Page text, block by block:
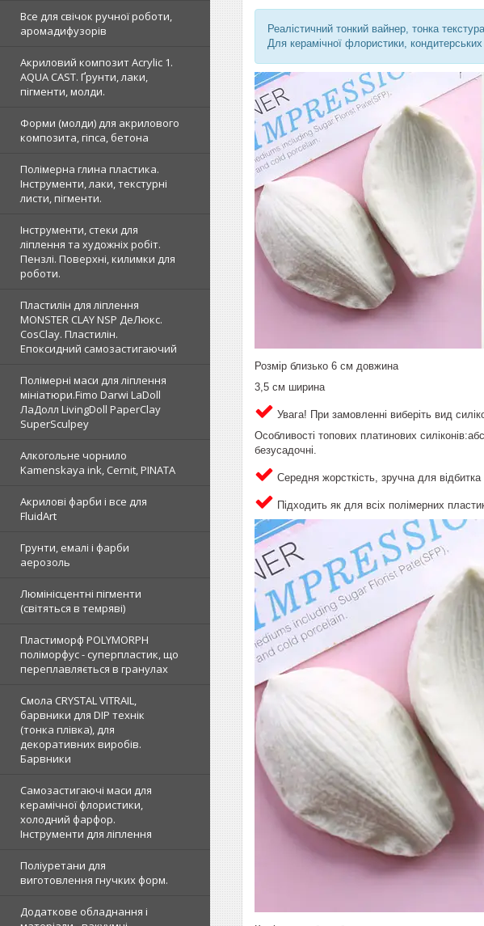
Все для свічок ручної роботи,
аромадифузорів
Акриловий композит Acrylic 1.
AQUA CAST. Ґрунти, лаки,
пігменти, молди.
Форми (молди) для акрилового
композита, гіпса, бетона
Полімерна глина пластика.
Інструменти, лаки, текстурні
листи, пігменти.
Інструменти, стеки для
ліплення та художніх робіт.
Пензлі. Поверхні, килимки для
роботи.
Пластилін для ліплення
MONSTER CLAY NSP ДеЛюкс.
CosClay. Пластилін.
Епоксидний самозастигаючий
Полімерні маси для ліплення
мініатюри.Fimo Darwi LaDoll
ЛаДолл LivingDoll PaperClay
SuperSculpey
Алкогольне чорнило
Kamenskaya ink, Cernit, PINATA
Акрилові фарби і все для
FluidArt
Грунти, емалі і фарби
аерозоль
Люмінісцентні пігменти
(світяться в темряві)
Пластиморф POLYMORPH
поліморфус - суперпластик, що
переплавляється в гранулах
Смола CRYSTAL VITRAIL,
барвники для DIP технік
(тонка плівка), для
декоративних виробів.
Барвники
Самозастигаючі маси для
керамічної флористики,
холодний фарфор.
Інструменти для ліплення
Поліуретани для
виготовлення гнучких форм.
Додаткове обладнання і
Реалістичний тонкий вайнер, тонка текстура
Для керамічної флористики, кондитерських
Розмір близько 6 см довжина
3,5 см ширина
Увага! При замовленні виберіть вид
Особливості топових платинових
безусадочні.
Середня жорсткість, зручна для відбитка
Підходить як для всіх полімерних